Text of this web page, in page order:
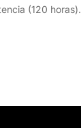
(120 horas).